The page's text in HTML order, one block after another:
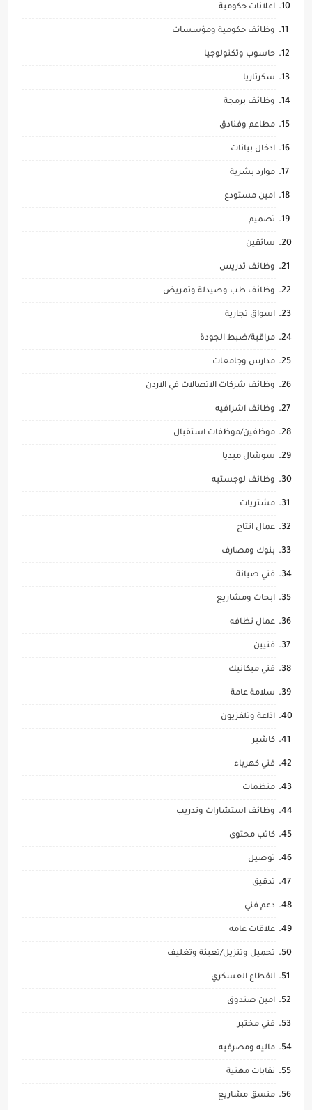
اعلانات حكومية
وظائف حكومية ومؤسسات
حاسوب وتكنولوجيا
سكرتاريا
وظائف برمجة
مطاعم وفنادق
ادخال بيانات
موارد بشرية
امين مستودع
تصميم
سائقين
وظائف تدريس
وظائف طب وصيدلة وتمريض
اسواق تجارية
مراقبة/ضبط الجودة
مدارس وجامعات
وظائف شركات الاتصالات في الاردن
وظائف اشرافيه
موظفين/موظفات استقبال
سوشال ميديا
وظائف لوجستيه
مشتريات
عمال انتاج
بنوك ومصارف
فني صيانة
ابحاث ومشاريع
عمال نظافه
فنيين
فني ميكانيك
سلامة عامة
اذاعة وتلفزيون
كاشير
فني كهرباء
منظمات
وظائف استشارات وتدريب
كاتب محتوى
توصيل
تدقيق
دعم فني
علاقات عامه
تحميل وتنزيل/تعبئة وتغليف
القطاع العسكري
امين صندوق
فني مختبر
ماليه ومصرفيه
نقابات مهنية
منسق مشاريع